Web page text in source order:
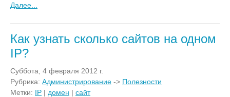
Далее...
Как узнать сколько сайтов на одном
IP?
Суббота, 4 февраля 2012 г.
Рубрика: Администрирование -> Полезности
Метки: IP | домен | сайт